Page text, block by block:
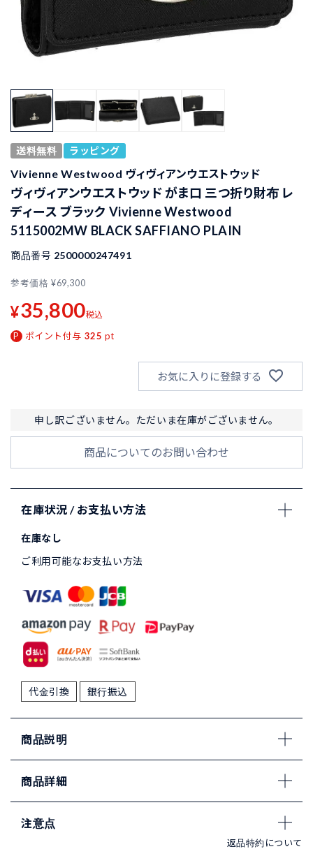
送料無料 ラッピング
Vivienne Westwood ヴィヴィアンウエストウッド
ヴィヴィアンウエストウッド がま口 三つ折り財布 レ
ディース ブラック Vivienne Westwood
5115002MW BLACK SAFFIANO PLAIN
商品番号 2500000247491
参考価格 ¥69,300
¥35,800税込
ポイント付与 325 pt
お気に入りに登録する
申し訳ございません。ただいま在庫がございません。
商品についてのお問い合わせ
在庫状況 / お支払い方法
在庫なし
ご利用可能なお支払い方法
代金引換 銀行振込
商品説明
商品詳細
注意点
返品特約について